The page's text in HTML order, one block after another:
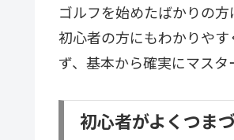
ゴルフを始めたばかりの
初心者の方にもわかりや
ず、基本から確実にマス
初心者がよくつま